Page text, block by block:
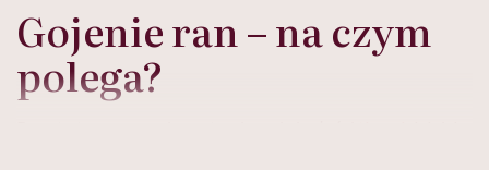
Gojenie ran – na czym
polega?